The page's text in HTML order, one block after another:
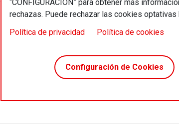
“CONFIGURACIÓN” para obtener más
rechazas. Puede rechazar las cookies optativas
Política de privacidad
Política de cookies
Configuración de Cookies